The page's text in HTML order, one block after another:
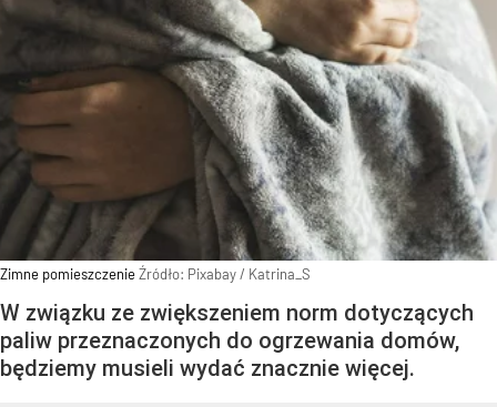
Zimne pomieszczenieŹródło: Pixabay/ Katrina_S
W związku ze zwiększeniem norm dotyczących
paliw przeznaczonych do ogrzewania domów,
będziemy musieli wydać znacznie więcej.